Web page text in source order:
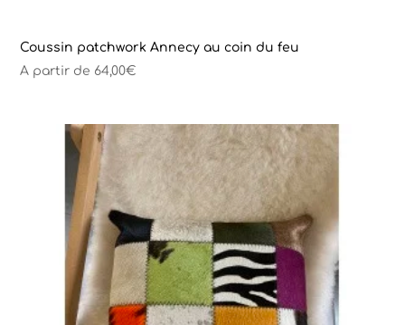
Coussin patchwork Annecy au coin du feu
A partir de 64,00€